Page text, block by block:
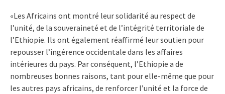
«Les Africains ont montré leur solidarité au respect de
l’unité, de la souveraineté et de l’intégrité territoriale de
l’Ethiopie. Ils ont également réaffirmé leur soutien pour
repousser l’ingérence occidentale dans les affaires
intérieures du pays. Par conséquent, l’Ethiopie a de
nombreuses bonnes raisons, tant pour elle-même que pour
les autres pays africains, de renforcer l’unité et la force de